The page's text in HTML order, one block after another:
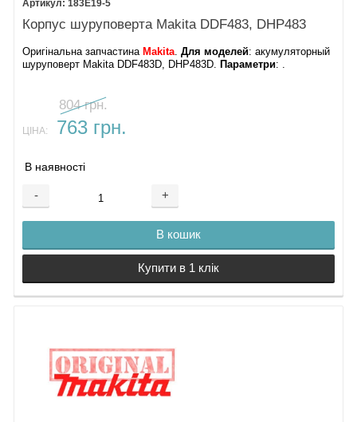
17.Корпус
23.Блок підсвічування
Крюк
Акумулятор 18 в 1,5 А/ч
Акумулятор 18 В 3,0 А/ч
Акумулятор 18 В 5,0 А/ч
Акумулятор 18 В 6,0 А/ч
Зарядний пристрій DC18RC
Зарядний пристрій DC18SD
183E19-5
Корпус шуруповерта Makita DDF483, DHP483
Оригінальна запчастина Makita.Для моделей: акумуляторный
шуруповерт Makita DDF483D, DHP483D. Параметри: .
804 грн.
ЦІНА: 763 грн.
В наявності
- +
В кошик
Купити в 1 клік